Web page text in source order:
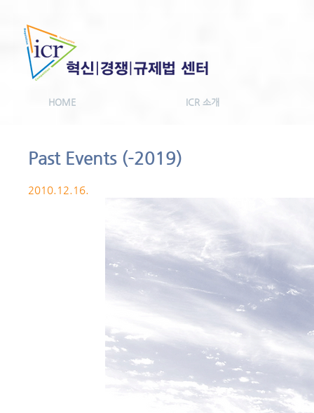
HOME ICR 소개
Past Events (-2019)
2010.12.16.